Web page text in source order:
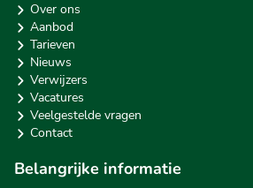
Over ons
Aanbod
Tarieven
Nieuws
Verwijzers
Vacatures
Veelgestelde vragen
Contact
Belangrijke informatie